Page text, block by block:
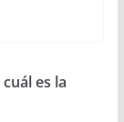
es la